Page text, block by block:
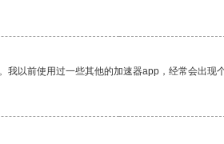
以前使用过一些其他的加速器app，经常会出现